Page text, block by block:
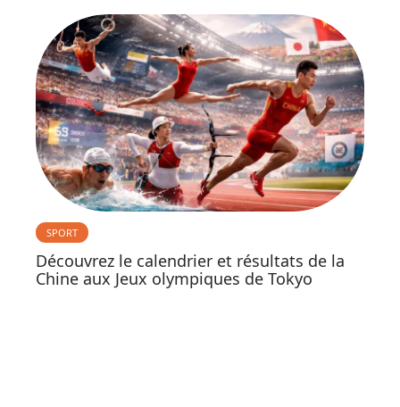
SPORT
Découvrez le calendrier et résultats de la
Chine aux Jeux olympiques de Tokyo